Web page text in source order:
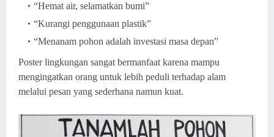
“Hemat air, selamatkan bumi”
“Kurangi penggunaan plastik”
“Menanam pohon adalah investasi masa depan”
Poster lingkungan sangat bermanfaat karena mampu
mengingatkan orang untuk lebih peduli terhadap alam
melalui pesan yang sederhana namun kuat.